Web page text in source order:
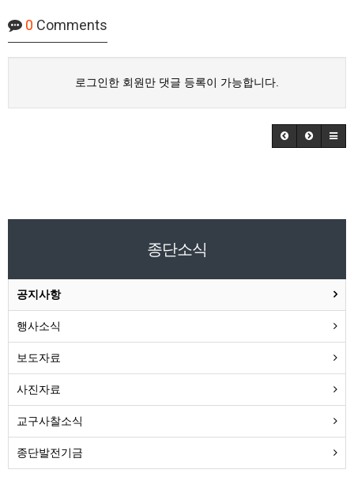
0 Comments
로그인한 회원만 댓글 등록이 가능합니다.
종단소식
공지사항
행사소식
보도자료
사진자료
교구사찰소식
종단발전기금